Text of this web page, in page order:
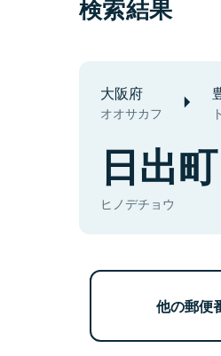
検索結果
大阪府
オオサカフ
日出町
ヒノデチョウ
他の郵便